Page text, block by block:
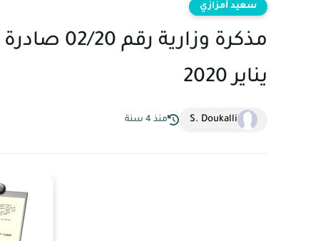
سعيد أمزازي
يناير 2020
S. Doukalli منذ 4 سنة